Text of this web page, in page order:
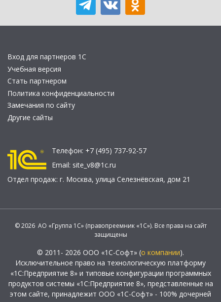
Вход для партнеров 1С
Учебная версия
Стать партнером
Политика конфиденциальности
Замечания по сайту
Другие сайты
Телефон: +7 (495) 737-92-57
Email: site_v8@1c.ru
Отдел продаж: г. Москва, улица Селезнёвская, дом 21
© 2026 АО «Группа 1С» (правопреемник «1С»). Все права на сайт
защищены
© 2011- 2026 ООО «1С-Софт» (о компании).
Исключительное право на технологическую платформу
«1С:Предприятие 8» и типовые конфигурации программных
продуктов системы «1С:Предприятие 8», представленные на
этом сайте, принадлежит ООО «1С-Софт» - 100% дочерней